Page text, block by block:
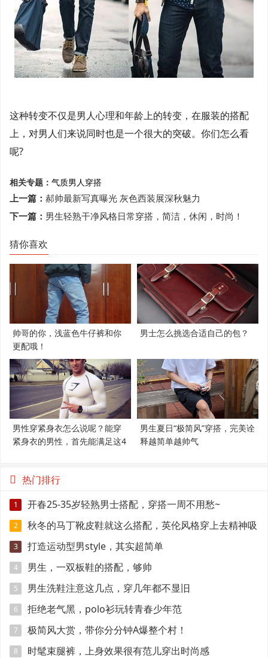
这种转变不仅是男人心理和年龄上的转变，在服装的搭配
上，对男人们来说同时也是一个很大的突破。你们怎么看
呢?
相关专题： 气质男人穿搭
上一篇： 郝帅最新写真曝光 灰色西装展深秋魅力
下一篇： 男生轻熟干净风格日常穿搭，简洁，休闲，时尚！
猜你喜欢
帅哥的你，浅蓝色牛仔裤和你
更配哦！
男士怎么挑选合适自己的包？
男性穿紧身衣怎么说呢？能穿
紧身衣的男性，首先能满足这4
男生夏日“极简风”穿搭，完美诠
释越简单越帅气
热门排行
1 开春25-35岁轻熟男士搭配，穿搭一周不用愁~
2
秋冬的马丁靴皮鞋就这么搭配，英伦风格穿上去精神吸
引眼球
3 打造运动型男style，其实超简单
4 男生，一双板鞋的搭配，够帅
5 男生洗鞋注意这几点，穿几年都不显旧
6 拒绝老气黑，polo衫玩转青春少年范
7 极简风大赏，带你分分钟A爆整个村！
8 时髦束腿裤，上身效果很有范儿穿出时尚感